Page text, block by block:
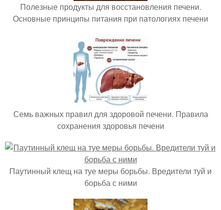
Полезные продукты для восстановления печени.
Основные принципы питания при патологиях печени
Семь важных правил для здоровой печени. Правила
сохранения здоровья печени
Паутинный клещ на туе меры борьбы. Вредители туй и
борьба с ними